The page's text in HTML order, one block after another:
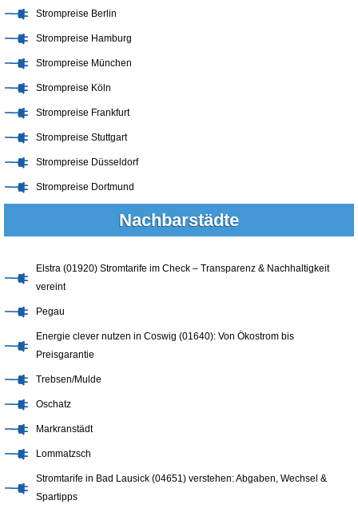
Strompreise Berlin
Strompreise Hamburg
Strompreise München
Strompreise Köln
Strompreise Frankfurt
Strompreise Stuttgart
Strompreise Düsseldorf
Strompreise Dortmund
Nachbarstädte
Elstra (01920) Stromtarife im Check – Transparenz & Nachhaltigkeit
vereint
Pegau
Energie clever nutzen in Coswig (01640): Von Ökostrom bis
Preisgarantie
Trebsen/Mulde
Oschatz
Markranstädt
Lommatzsch
Stromtarife in Bad Lausick (04651) verstehen: Abgaben, Wechsel &
Spartipps